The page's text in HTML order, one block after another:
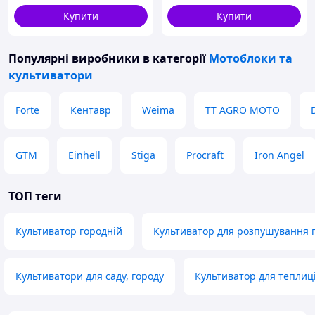
Матеріал фрез
Загартована сталь
Рівень шуму
до 93 дБ
Середня продуктивність
до 0,25 га/год
Вага
ручки
Купити
Купити
Популярні виробники в категорії Мотоблоки та
культиватори
Forte Кентавр Weima TT AGRO MOTO
GTM Einhell Stiga Procraft Iron Angel
ТОП теги
Культиватор городній Культиватор для розпушування
Культиватори для саду, городу Культиватор для